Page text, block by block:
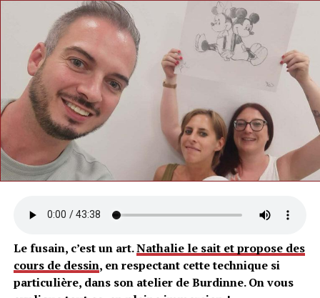
Le fusain, c’est un art.Nathalie le sait et propose des
cours de dessin, en respectant cette technique si
particulière, dans son atelier de Burdinne. On vous